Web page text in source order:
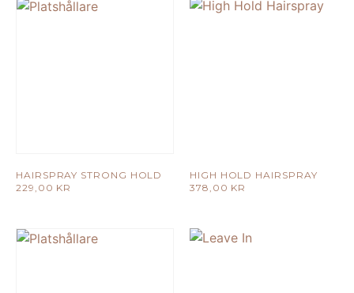
HAIRSPRAY STRONG HOLD
229,00 KR
HIGH HOLD HAIRSPRAY
378,00 KR